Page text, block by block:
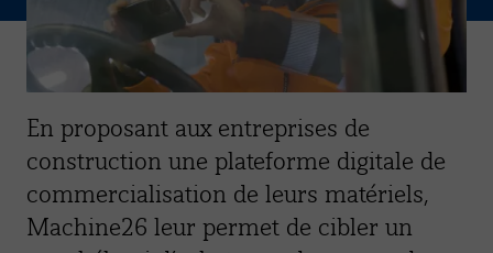
En proposant aux entreprises de
construction une plateforme digitale de
commercialisation de leurs matériels,
Machine26 leur permet de cibler un